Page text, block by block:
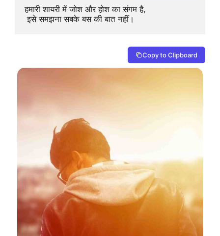
हमारी शायरी में जोश और होश का संगम है,
इसे समझना सबके बस की बात नहीं।
Copy to Clipboard